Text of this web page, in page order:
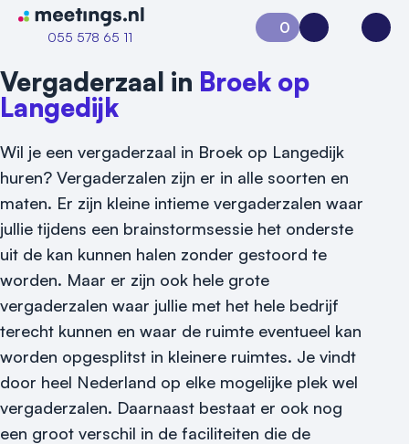
Naar home van Meetings
055 578 65 11
Vraag locatie aan
Locatiegids
Meld locatie aan
Nieuws
Reviews (5⭐️)
0
Aanvraag 0Inloggen
Vergaderzaal in Broek op
Langedijk
Wil je een vergaderzaal in Broek op Langedijk
huren? Vergaderzalen zijn er in alle soorten en
maten. Er zijn kleine intieme vergaderzalen waar
jullie tijdens een brainstormsessie het onderste
uit de kan kunnen halen zonder gestoord te
worden. Maar er zijn ook hele grote
vergaderzalen waar jullie met het hele bedrijf
terecht kunnen en waar de ruimte eventueel kan
worden opgesplitst in kleinere ruimtes. Je vindt
door heel Nederland op elke mogelijke plek wel
vergaderzalen. Daarnaast bestaat er ook nog
een groot verschil in de faciliteiten die de